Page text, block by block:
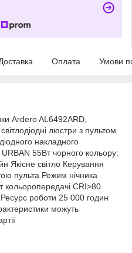
Оплата Умови
Ardero AL6492ARD,
люстри з пультом
накладного
55Вт чорного кольору:
Якісне світло Керування
пульта Режим нічника
кольоропередачі CRI>80
роботи 25 000 годин
можуть